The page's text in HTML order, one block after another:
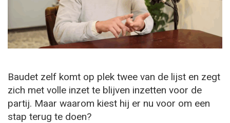
Baudet zelf komt op plek twee van de lijst en zegt
zich met volle inzet te blijven inzetten voor de
partij. Maar waarom kiest hij er nu voor om een
stap terug te doen?